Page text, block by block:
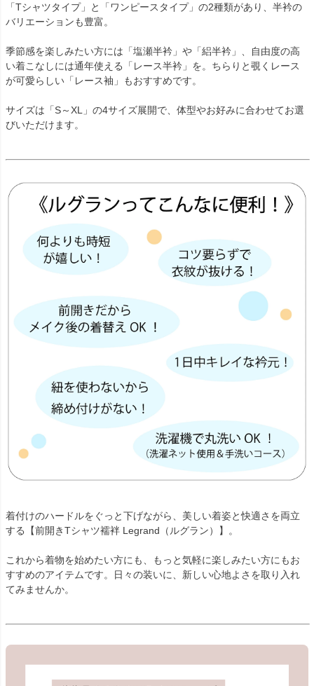
「Tシャツタイプ」と「ワンピースタイプ」の2種類があり、半衿の
バリエーションも豊富。
季節感を楽しみたい方には「塩瀬半衿」や「絽半衿」、自由度の高
い着こなしには通年使える「レース半衿」を。ちらりと覗くレース
が可愛らしい「レース袖」もおすすめです。
サイズは「S～XL」の4サイズ展開で、体型やお好みに合わせてお選
びいただけます。
着付けのハードルをぐっと下げながら、美しい着姿と快適さを両立
する【前開きTシャツ襦袢 Legrand（ルグラン）】。
これから着物を始めたい方にも、もっと気軽に楽しみたい方にもお
すすめのアイテムです。日々の装いに、新しい心地よさを取り入れ
てみませんか。